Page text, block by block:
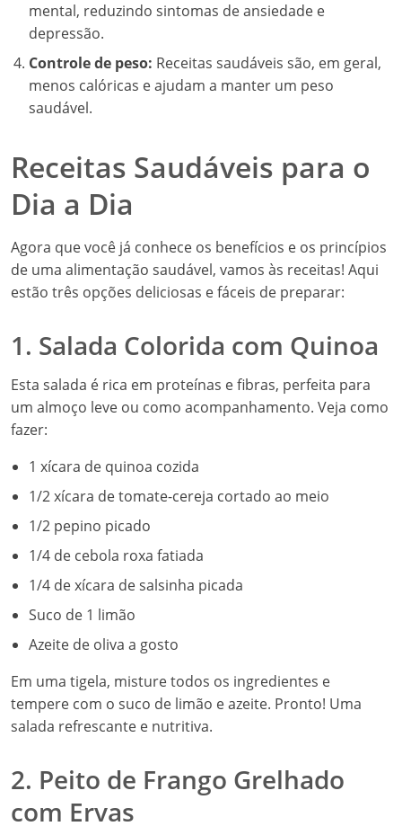
mental, reduzindo sintomas de ansiedade e
depressão.
Controle de peso: Receitas saudáveis são, em geral,
menos calóricas e ajudam a manter um peso
saudável.
Receitas Saudáveis para o
Dia a Dia
Agora que você já conhece os benefícios e os princípios
de uma alimentação saudável, vamos às receitas! Aqui
estão três opções deliciosas e fáceis de preparar:
1. Salada Colorida com Quinoa
Esta salada é rica em proteínas e fibras, perfeita para
um almoço leve ou como acompanhamento. Veja como
fazer:
1 xícara de quinoa cozida
1/2 xícara de tomate-cereja cortado ao meio
1/2 pepino picado
1/4 de cebola roxa fatiada
1/4 de xícara de salsinha picada
Suco de 1 limão
Azeite de oliva a gosto
Em uma tigela, misture todos os ingredientes e
tempere com o suco de limão e azeite. Pronto! Uma
salada refrescante e nutritiva.
2. Peito de Frango Grelhado
com Ervas